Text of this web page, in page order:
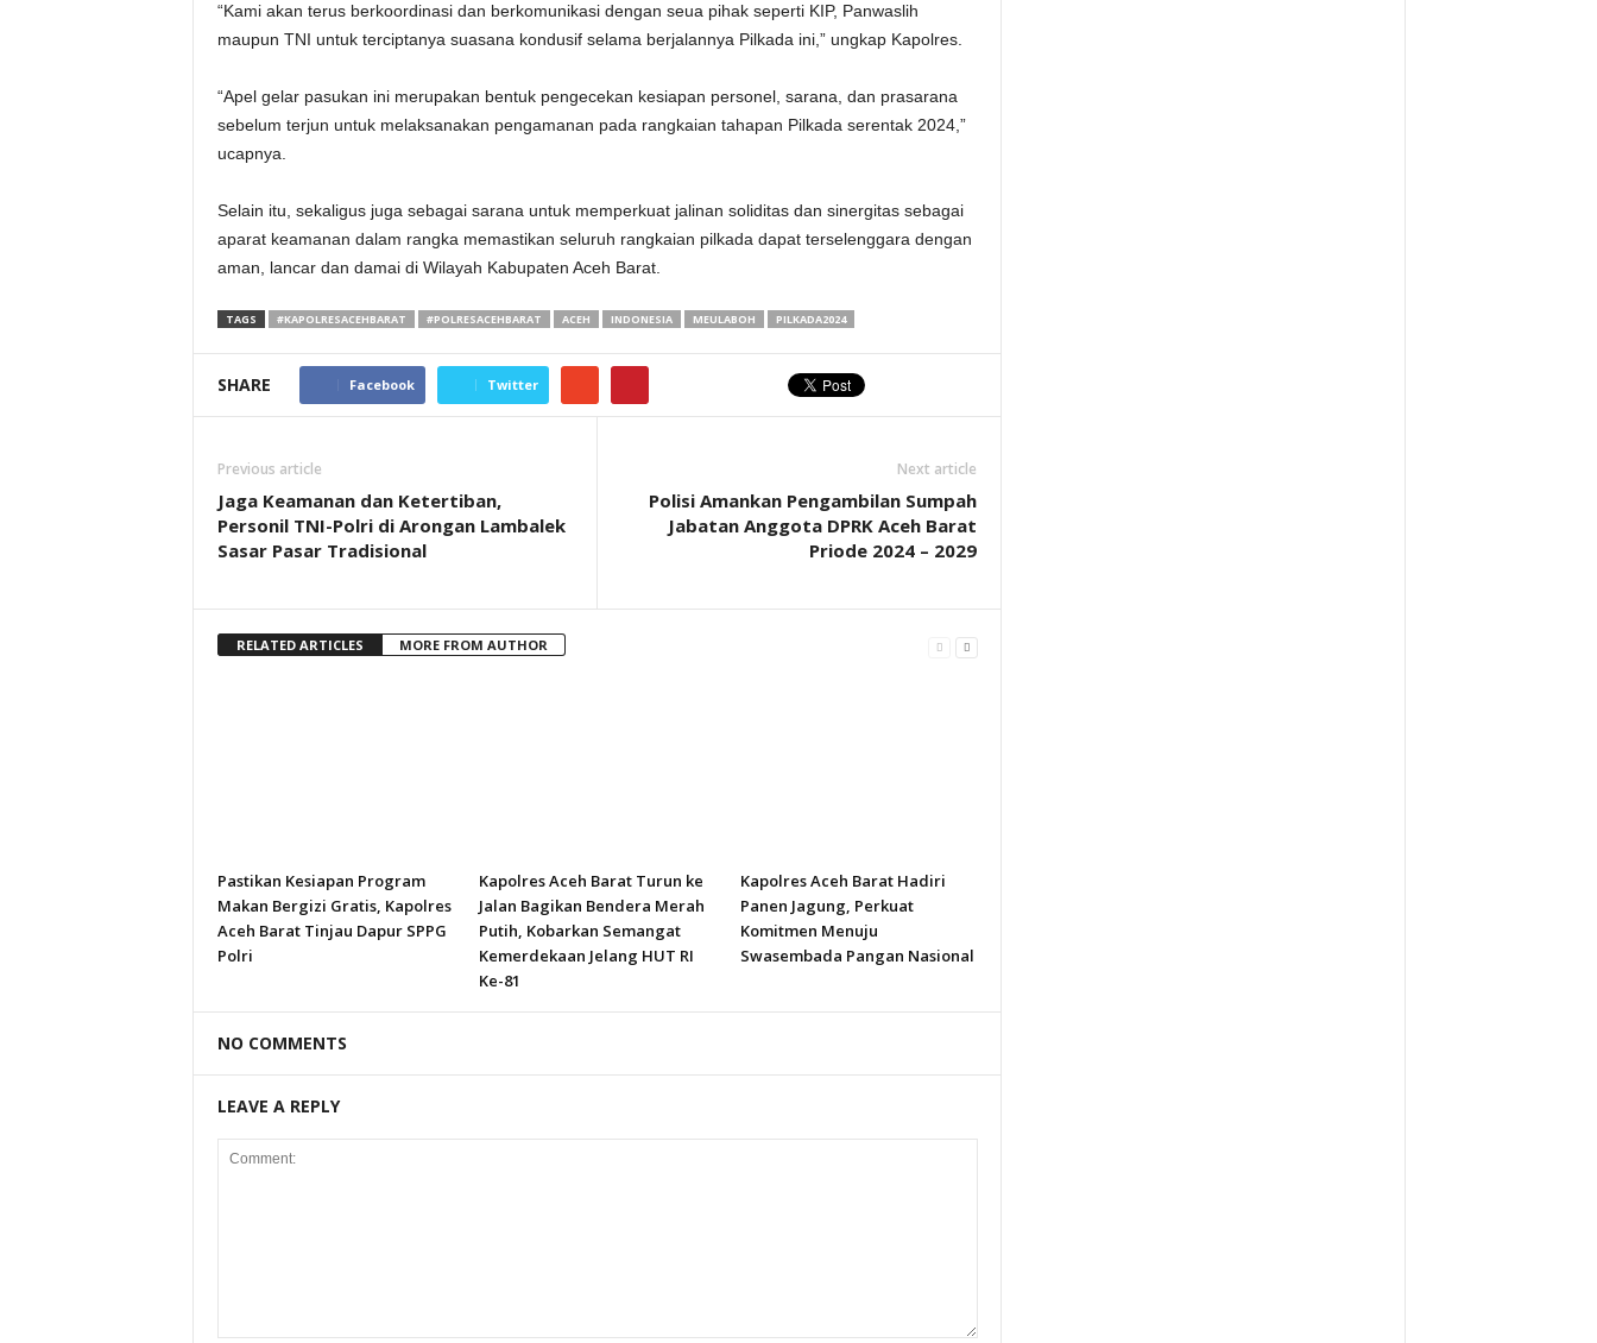
“Kami akan terus berkoordinasi dan berkomunikasi dengan seua pihak seperti KIP, Panwaslih
maupun TNI untuk terciptanya suasana kondusif selama berjalannya Pilkada ini,” ungkap Kapolres.
“Apel gelar pasukan ini merupakan bentuk pengecekan kesiapan personel, sarana, dan prasarana
sebelum terjun untuk melaksanakan pengamanan pada rangkaian tahapan Pilkada serentak 2024,”
ucapnya.
Selain itu, sekaligus juga sebagai sarana untuk memperkuat jalinan soliditas dan sinergitas sebagai
aparat keamanan dalam rangka memastikan seluruh rangkaian pilkada dapat terselenggara dengan
aman, lancar dan damai di Wilayah Kabupaten Aceh Barat.
TAGS #KAPOLRESACEHBARAT #POLRESACEHBARAT ACEH INDONESIA MEULABOH PILKADA2024
SHARE Facebook Twitter
Previous article
Jaga Keamanan dan Ketertiban,
Personil TNI-Polri di Arongan Lambalek
Sasar Pasar Tradisional
Next article
Polisi Amankan Pengambilan Sumpah
Jabatan Anggota DPRK Aceh Barat
Priode 2024 – 2029
RELATED ARTICLES MORE FROM AUTHOR
Pastikan Kesiapan Program
Makan Bergizi Gratis, Kapolres
Aceh Barat Tinjau Dapur SPPG
Polri
Kapolres Aceh Barat Turun ke
Jalan Bagikan Bendera Merah
Putih, Kobarkan Semangat
Kemerdekaan Jelang HUT RI
Ke-81
Kapolres Aceh Barat Hadiri
Panen Jagung, Perkuat
Komitmen Menuju
Swasembada Pangan Nasional
NO COMMENTS
LEAVE A REPLY